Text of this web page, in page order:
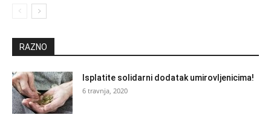
RAZNO
Isplatite solidarni dodatak umirovljenicima!
6 travnja, 2020